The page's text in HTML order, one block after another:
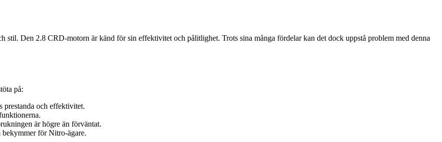
Den 2.8 CRD-motorn är känd för sin effektivitet och pålitlighet. Trots sina många fördelar kan det dock uppstå problem med denna
på:
prestanda och effektivitet.
är högre än förväntat.
för Nitro-ägare.